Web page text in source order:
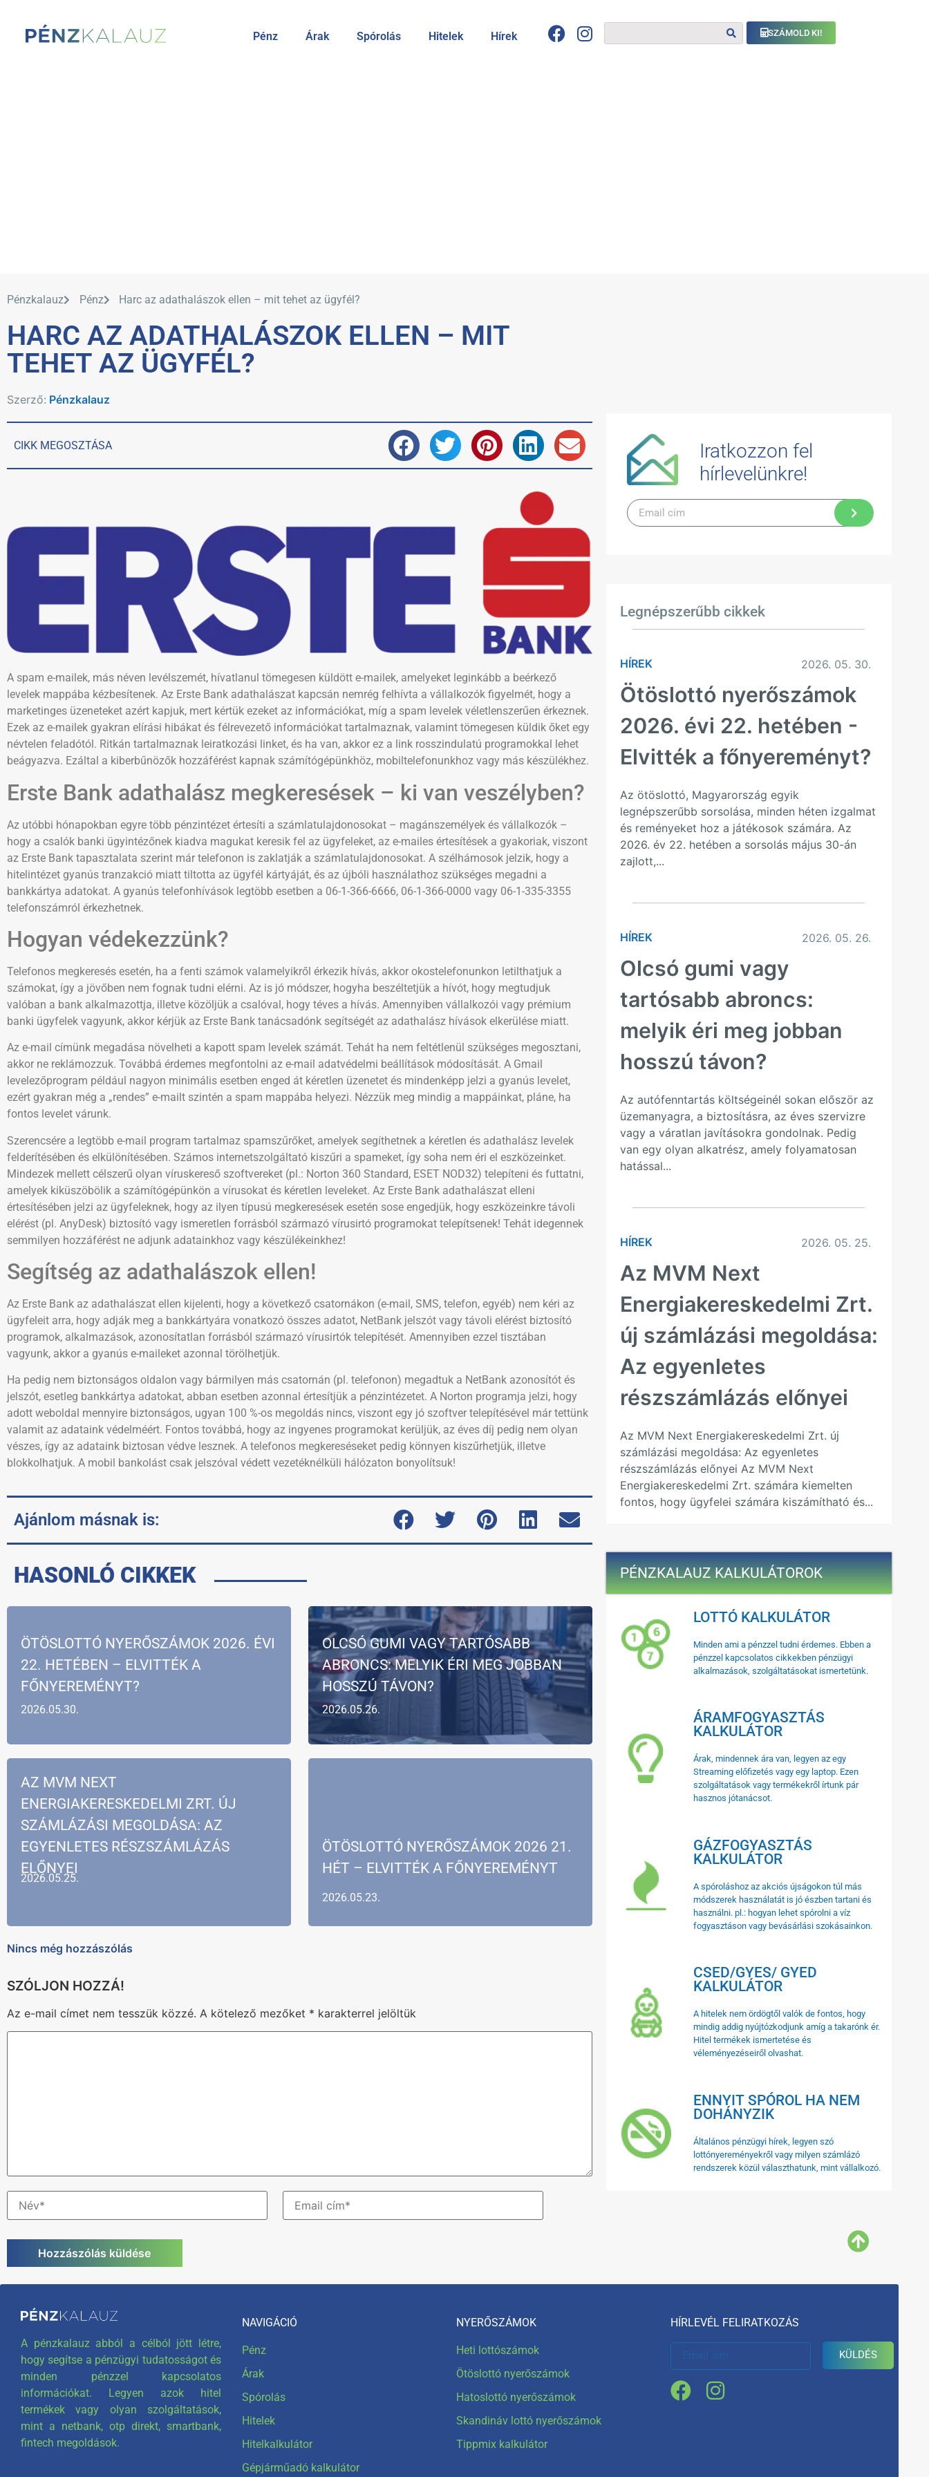
Pénz Árak Spórolás Hitelek Hírek SZÁMOLD KI!
Pénzkalauz Pénz Harc az adathalászok ellen – mit tehet az ügyfél?
HARC AZ ADATHALÁSZOK ELLEN – MIT
TEHET AZ ÜGYFÉL?
Szerző: Pénzkalauz
CIKK MEGOSZTÁSA
A spam e-mailek, más néven levélszemét, hívatlanul tömegesen küldött e-mailek, amelyeket leginkább a beérkező
levelek mappába kézbesítenek. Az Erste Bank adathalászat kapcsán nemrég felhívta a vállalkozók figyelmét, hogy a
marketinges üzeneteket azért kapjuk, mert kértük ezeket az információkat, míg a spam levelek véletlenszerűen érkeznek.
Ezek az e-mailek gyakran elírási hibákat és félrevezető információkat tartalmaznak, valamint tömegesen küldik őket egy
névtelen feladótól. Ritkán tartalmaznak leiratkozási linket, és ha van, akkor ez a link rosszindulatú programokkal lehet
beágyazva. Ezáltal a kiberbűnözők hozzáférést kapnak számítógépünkhöz, mobiltelefonunkhoz vagy más készülékhez.
Erste Bank adathalász megkeresések – ki van veszélyben?
Az utóbbi hónapokban egyre több pénzintézet értesíti a számlatulajdonosokat – magánszemélyek és vállalkozók –
hogy a csalók banki ügyintézőnek kiadva magukat keresik fel az ügyfeleket, az e-mailes értesítések a gyakoriak, viszont
az Erste Bank tapasztalata szerint már telefonon is zaklatják a számlatulajdonosokat. A szélhámosok jelzik, hogy a
hitelintézet gyanús tranzakció miatt tiltotta az ügyfél kártyáját, és az újbóli használathoz szükséges megadni a
bankkártya adatokat. A gyanús telefonhívások legtöbb esetben a 06-1-366-6666, 06-1-366-0000 vagy 06-1-335-3355
telefonszámról érkezhetnek.
Hogyan védekezzünk?
Telefonos megkeresés esetén, ha a fenti számok valamelyikről érkezik hívás, akkor okostelefonunkon letilthatjuk a
számokat, így a jövőben nem fognak tudni elérni. Az is jó módszer, hogyha beszéltetjük a hívót, hogy megtudjuk
valóban a bank alkalmazottja, illetve közöljük a csalóval, hogy téves a hívás. Amennyiben vállalkozói vagy prémium
banki ügyfelek vagyunk, akkor kérjük az Erste Bank tanácsadónk segítségét az adathalász hívások elkerülése miatt.
Az e-mail címünk megadása növelheti a kapott spam levelek számát. Tehát ha nem feltétlenül szükséges megosztani,
akkor ne reklámozzuk. Továbbá érdemes megfontolni az e-mail adatvédelmi beállítások módosítását. A Gmail
levelezőprogram például nagyon minimális esetben enged át kéretlen üzenetet és mindenképp jelzi a gyanús levelet,
ezért gyakran még a „rendes” e-mailt szintén a spam mappába helyezi. Nézzük meg mindig a mappáinkat, pláne, ha
fontos levelet várunk.
Szerencsére a legtöbb e-mail program tartalmaz spamszűrőket, amelyek segíthetnek a kéretlen és adathalász levelek
felderítésében és elkülönítésében. Számos internetszolgáltató kiszűri a spameket, így soha nem éri el eszközeinket.
Mindezek mellett célszerű olyan víruskereső szoftvereket (pl.: Norton 360 Standard, ESET NOD32) telepíteni és futtatni,
amelyek kiküszöbölik a számítógépünkön a vírusokat és kéretlen leveleket. Az Erste Bank adathalászat elleni
értesítésében jelzi az ügyfeleknek, hogy az ilyen típusú megkeresések esetén sose engedjük, hogy eszközeinkre távoli
elérést (pl. AnyDesk) biztosító vagy ismeretlen forrásból származó vírusirtó programokat telepítsenek! Tehát idegennek
semmilyen hozzáférést ne adjunk adatainkhoz vagy készülékeinkhez!
Segítség az adathalászok ellen!
Az Erste Bank az adathalászat ellen kijelenti, hogy a következő csatornákon (e-mail, SMS, telefon, egyéb) nem kéri az
ügyfeleit arra, hogy adják meg a bankkártyára vonatkozó összes adatot, NetBank jelszót vagy távoli elérést biztosító
programok, alkalmazások, azonosítatlan forrásból származó vírusirtók telepítését. Amennyiben ezzel tisztában
vagyunk, akkor a gyanús e-maileket azonnal törölhetjük.
Ha pedig nem biztonságos oldalon vagy bármilyen más csatornán (pl. telefonon) megadtuk a NetBank azonosítót és
jelszót, esetleg bankkártya adatokat, abban esetben azonnal értesítjük a pénzintézetet. A Norton programja jelzi, hogy
adott weboldal mennyire biztonságos, ugyan 100 %-os megoldás nincs, viszont egy jó szoftver telepítésével már tettünk
valamit az adataink védelméért. Fontos továbbá, hogy az ingyenes programokat kerüljük, az éves díj pedig nem olyan
vészes, így az adataink biztosan védve lesznek. A telefonos megkereséseket pedig könnyen kiszűrhetjük, illetve
blokkolhatjuk. A mobil bankolást csak jelszóval védett vezetéknélküli hálózaton bonyolítsuk!
Ajánlom másnak is:
HASONLÓ CIKKEK
2026.05.30.
ÖTÖSLOTTÓ NYERŐSZÁMOK 2026. ÉVI
22. HETÉBEN – ELVITTÉK A
FŐNYEREMÉNYT?
2026.05.26.
OLCSÓ GUMI VAGY TARTÓSABB
ABRONCS: MELYIK ÉRI MEG JOBBAN
HOSSZÚ TÁVON?
2026.05.25.
AZ MVM NEXT
ENERGIAKERESKEDELMI ZRT. ÚJ
SZÁMLÁZÁSI MEGOLDÁSA: AZ
EGYENLETES RÉSZSZÁMLÁZÁS
ELŐNYEI
2026.05.23.
ÖTÖSLOTTÓ NYERŐSZÁMOK 2026 21.
HÉT – ELVITTÉK A FŐNYEREMÉNYT
Nincs még hozzászólás
Az e-mail címet nem tesszük közzé. A kötelező mezőket * karakterrel jelöltük
Iratkozzon fel
hírlevelünkre!
Legnépszerűbb cikkek
HÍREK 2026. 05. 30.
Ötöslottó nyerőszámok
2026. évi 22. hetében -
Elvitték a főnyereményt?
Az ötöslottó, Magyarország egyik
legnépszerűbb sorsolása, minden héten izgalmat
és reményeket hoz a játékosok számára. Az
2026. év 22. hetében a sorsolás május 30-án
zajlott,...
HÍREK 2026. 05. 26.
Olcsó gumi vagy
tartósabb abroncs:
melyik éri meg jobban
hosszú távon?
Az autófenntartás költségeinél sokan először az
üzemanyagra, a biztosításra, az éves szervizre
vagy a váratlan javításokra gondolnak. Pedig
van egy olyan alkatrész, amely folyamatosan
hatással...
HÍREK 2026. 05. 25.
Az MVM Next
Energiakereskedelmi Zrt.
új számlázási megoldása:
Az egyenletes
részszámlázás előnyei
Az MVM Next Energiakereskedelmi Zrt. új
számlázási megoldása: Az egyenletes
részszámlázás előnyei Az MVM Next
Energiakereskedelmi Zrt. számára kiemelten
fontos, hogy ügyfelei számára kiszámítható és...
PÉNZKALAUZ KALKULÁTOROK
LOTTÓ KALKULÁTOR
Minden ami a pénzzel tudni érdemes. Ebben a
pénzzel kapcsolatos cikkekben pénzügyi
alkalmazások, szolgáltatásokat ismertetünk.
ÁRAMFOGYASZTÁS
KALKULÁTOR
Árak, mindennek ára van, legyen az egy
Streaming előfizetés vagy egy laptop. Ezen
szolgáltatások vagy termékekről írtunk pár
hasznos jótanácsot.
GÁZFOGYASZTÁS
KALKULÁTOR
A spóroláshoz az akciós újságokon túl más
módszerek használatát is jó észben tartani és
használni. pl.: hogyan lehet spórolni a víz
fogyasztáson vagy bevásárlási szokásainkon.
CSED/GYES/ GYED
KALKULÁTOR
A hitelek nem ördögtől valók de fontos, hogy
mindig addig nyújtózkodjunk amíg a takarónk ér.
Hitel termékek ismertetése és
véleményezéseiről olvashat.
ENNYIT SPÓROL HA NEM
DOHÁNYZIK
Általános pénzügyi hírek, legyen szó
lottónyereményekről vagy milyen számlázó
rendszerek közül választhatunk, mint vállalkozó.
A pénzkalauz abból a célból jött létre,
hogy segítse a pénzügyi tudatosságot és
minden pénzzel kapcsolatos
információkat. Legyen azok hitel
termékek vagy olyan szolgáltatások,
mint a netbank, otp direkt, smartbank,
fintech megoldások.
NAVIGÁCIÓ
Pénz
Árak
Spórolás
Hitelek
Hitelkalkulátor
Gépjárműadó kalkulátor
NYERŐSZÁMOK
Heti lottószámok
Ötöslottó nyerőszámok
Hatoslottó nyerőszámok
Skandináv lottó nyerőszámok
Tippmix kalkulátor
HÍRLEVÉL FELIRATKOZÁS
KÜLDÉS